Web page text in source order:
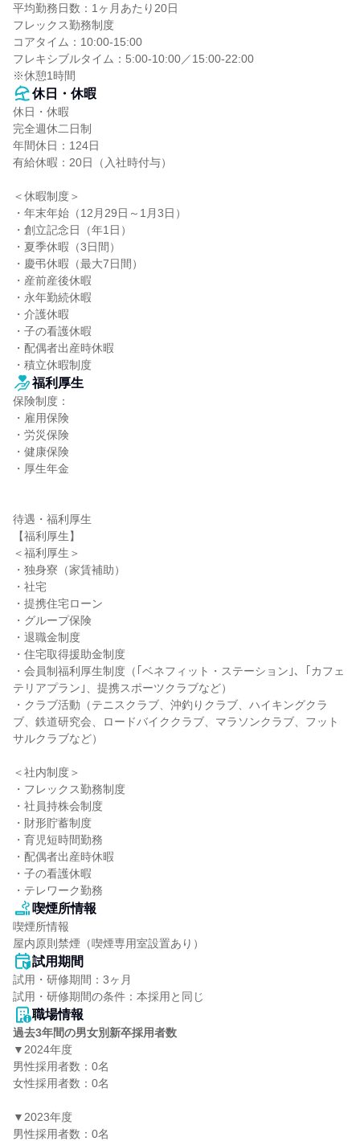
平均勤務日数：1ヶ月あたり20日
フレックス勤務制度
コアタイム：10:00-15:00
フレキシブルタイム：5:00-10:00／15:00-22:00
※休憩1時間
休日・休暇
休日・休暇
完全週休二日制
年間休日：124日
有給休暇：20日（入社時付与）
＜休暇制度＞
・年末年始（12月29日～1月3日）
・創立記念日（年1日）
・夏季休暇（3日間）
・慶弔休暇（最大7日間）
・産前産後休暇
・永年勤続休暇
・介護休暇
・子の看護休暇
・配偶者出産時休暇
・積立休暇制度
福利厚生
保険制度：
・雇用保険
・労災保険
・健康保険
・厚生年金
待遇・福利厚生
【福利厚生】
＜福利厚生＞
・独身寮（家賃補助）
・社宅
・提携住宅ローン
・グループ保険
・退職金制度
・住宅取得援助金制度
・会員制福利厚生制度（｢ベネフィット・ステーション｣、｢カフェ
テリアプラン｣、提携スポーツクラブなど）
・クラブ活動（テニスクラブ、沖釣りクラブ、ハイキングクラ
ブ、鉄道研究会、ロードバイククラブ、マラソンクラブ、フット
サルクラブなど）
＜社内制度＞
・フレックス勤務制度
・社員持株会制度
・財形貯蓄制度
・育児短時間勤務
・配偶者出産時休暇
・子の看護休暇
・テレワーク勤務
喫煙所情報
喫煙所情報
屋内原則禁煙（喫煙専用室設置あり）
試用期間
試用・研修期間：3ヶ月
職場情報
過去3年間の男女別新卒採用者数
▼2024年度
男性採用者数：0名
女性採用者数：0名
▼2023年度
男性採用者数：0名